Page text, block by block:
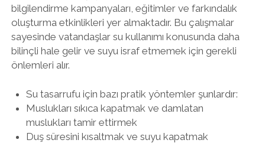
bilgilendirme kampanyaları, eğitimler ve farkındalık
oluşturma etkinlikleri yer almaktadır. Bu çalışmalar
sayesinde vatandaşlar su kullanımı konusunda daha
bilinçli hale gelir ve suyu israf etmemek için gerekli
önlemleri alır.
Su tasarrufu için bazı pratik yöntemler şunlardır:
Muslukları sıkıca kapatmak ve damlatan
muslukları tamir ettirmek
Duş süresini kısaltmak ve suyu kapatmak